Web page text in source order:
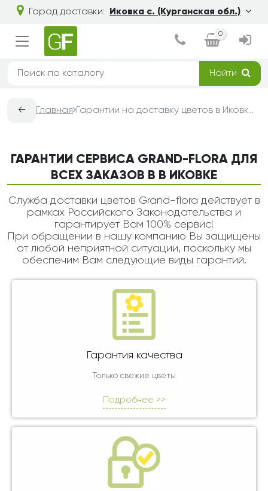
Город доставки: Иковка с. (Курганская обл.)
0
Найти
← Главная Гарантии на доставку цветов в Иковке — Grand-Flora
ГАРАНТИИ СЕРВИСА GRAND-FLORA ДЛЯ
ВСЕХ ЗАКАЗОВ В В ИКОВКЕ
Служба доставки цветов Grand-flora действует в
рамках Российского Законодательства и
гарантирует Вам 100% сервис!
При обращении в нашу компанию Вы защищены
от любой неприятной ситуации, поскольку мы
обеспечим Вам следующие виды гарантий.
Гарантия качества
Только свежие цветы
Подробнее >>